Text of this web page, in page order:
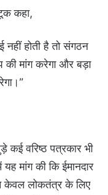
कहा,
नहीं होती है तो संगठन
की मांग करेगा और बड़ा
कई वरिष्ठ पत्रकार भी
मांग की कि ईमानदार
केवल लोकतंत्र के लिए